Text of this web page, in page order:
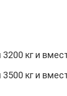
кг и
кг и